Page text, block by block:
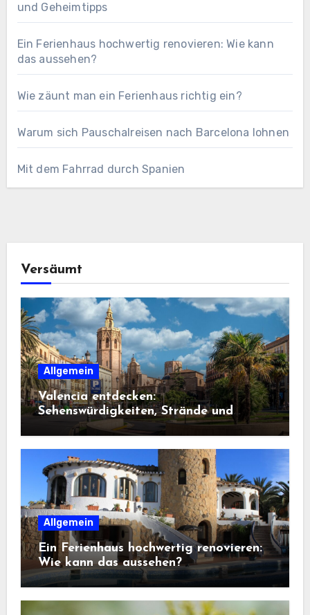
und Geheimtipps
Ein Ferienhaus hochwertig renovieren: Wie kann
das aussehen?
Wie zäunt man ein Ferienhaus richtig ein?
Warum sich Pauschalreisen nach Barcelona lohnen
Mit dem Fahrrad durch Spanien
Versäumt
Allgemein
Valencia entdecken:
Sehenswürdigkeiten, Strände und
Geheimtipps
Allgemein
Ein Ferienhaus hochwertig renovieren:
Wie kann das aussehen?